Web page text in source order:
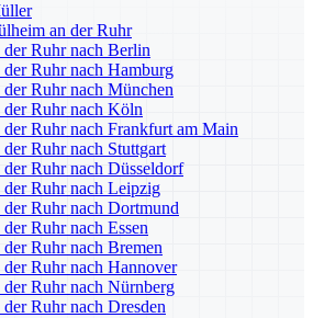
an der Ruhr
Ruhr nach Berlin
Ruhr nach Hamburg
Ruhr nach München
Ruhr nach Köln
Ruhr nach Frankfurt am Main
Ruhr nach Stuttgart
Ruhr nach Düsseldorf
Ruhr nach Leipzig
Ruhr nach Dortmund
Ruhr nach Essen
Ruhr nach Bremen
Ruhr nach Hannover
Ruhr nach Nürnberg
Ruhr nach Dresden